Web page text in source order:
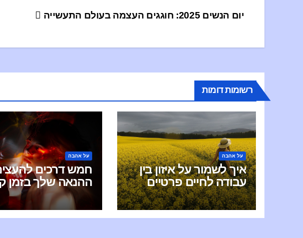
יום הנשים 2025: חוגגים העצמה בעולם התעשייה
רשומות דומות
על אהבה
חמש דרכים
ההנאה שלך בזמן
יחסי מין
על אהבה
איך לשמור על איזון בין
עבודה לחיים פרטיים
כעובדת סקס